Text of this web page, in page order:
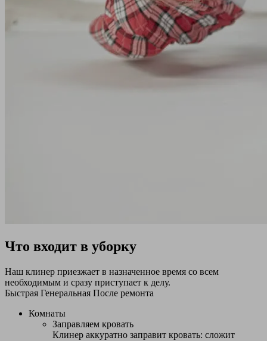
Что входит в уборку
Наш клинер приезжает в назначенное время со всем
необходимым и сразу приступает к делу.
Быстрая Генеральная После ремонта
Комнаты
Заправляем кровать
Клинер аккуратно заправит кровать: сложит